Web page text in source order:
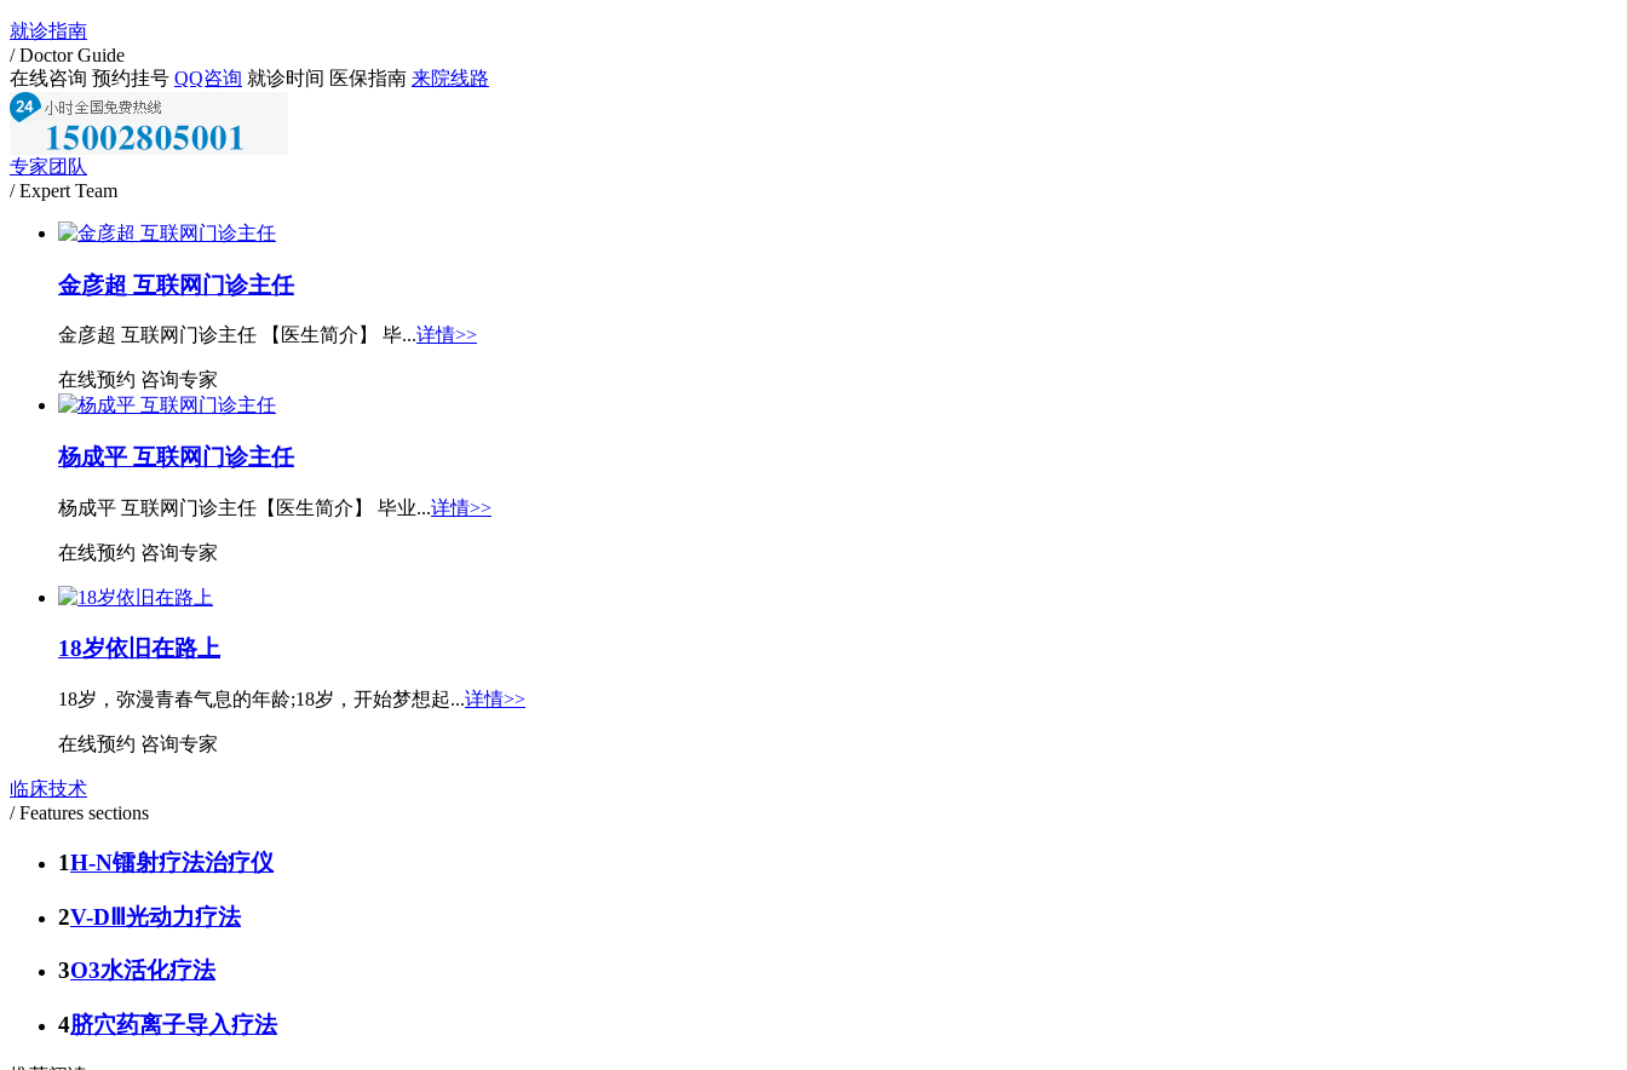
就诊指南
/ Doctor Guide
在线咨询 预约挂号 QQ咨询 就诊时间 医保指南 来院线路
专家团队
/ Expert Team
金彦超 互联网门诊主任
金彦超 互联网门诊主任 【医生简介】 毕...详情>>
在线预约 咨询专家
杨成平 互联网门诊主任
杨成平 互联网门诊主任【医生简介】 毕业...详情>>
在线预约 咨询专家
18岁依旧在路上
18岁，弥漫青春气息的年龄;18岁，开始梦想起...详情>>
在线预约 咨询专家
临床技术
/ Features sections
1H-N镭射疗法治疗仪
2V-DⅢ光动力疗法
3O3水活化疗法
4脐穴药离子导入疗法